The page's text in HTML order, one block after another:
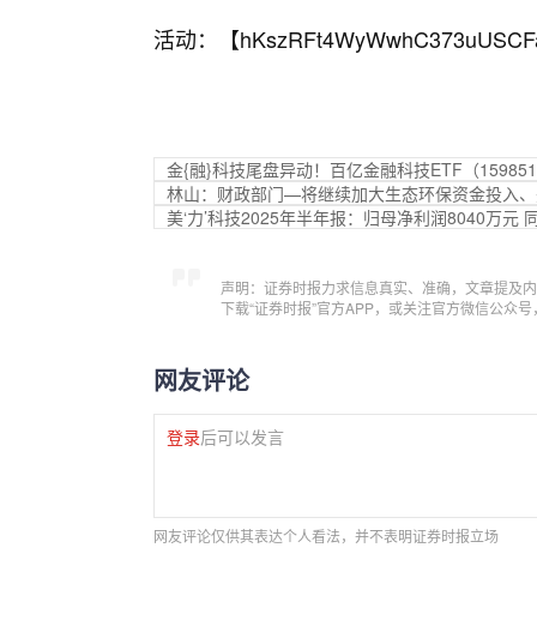
活动：【
金{融}科技尾盘异动！百亿金融科技ETF（
林山：财政部门—将继续加大生态环保资金投入
美‘力’科技2025年半年报：归母净利润8040万元
声明：证券时报力求信息真实、准确，文章提及
下载“证券时报”官方APP，或关注官方微信公众
网友评论
登录后可以发言
网友评论仅供其表达个人看法，并不表明证券时报立场